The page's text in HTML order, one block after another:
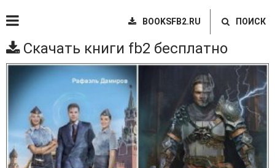
BOOKSFB2.RU ПОИСК
Скачать книги fb2 бесплатно